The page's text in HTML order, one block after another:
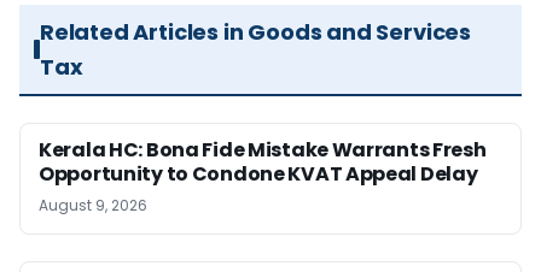
Related Articles in Goods and Services
Tax
Kerala HC: Bona Fide Mistake Warrants Fresh
Opportunity to Condone KVAT Appeal Delay
August 9, 2026